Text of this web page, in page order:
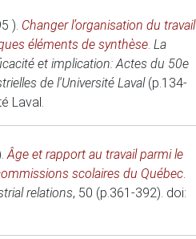
). Changer l’organisation du travail
éléments de synthèse. La
et implication: Actes du 50e
de l'Université Laval(p.134-
Laval.
.Âge et rapport au travail parmi le
scolaires du Québec.
relations, 50 (p.361-392). doi: